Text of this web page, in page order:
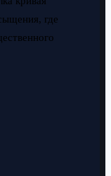
где